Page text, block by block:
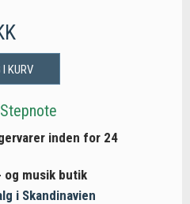
KURV
inden for 24
og musik butik
i Skandinavien